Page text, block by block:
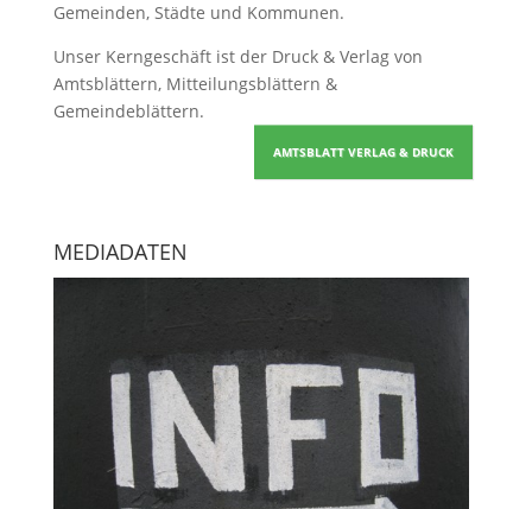
Gemeinden, Städte und Kommunen.
Unser Kerngeschäft ist der Druck & Verlag von
Amtsblättern, Mitteilungsblättern &
Gemeindeblättern.
AMTSBLATT VERLAG & DRUCK
MEDIADATEN